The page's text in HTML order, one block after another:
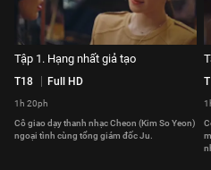
Tập 1. Hạng nhất giả tạo
T18 Full HD
1h 20ph
Cô giao dạy thanh nhạc Cheon (Kim So Yeon)
ngoại tình cùng tổng giám đốc Ju.